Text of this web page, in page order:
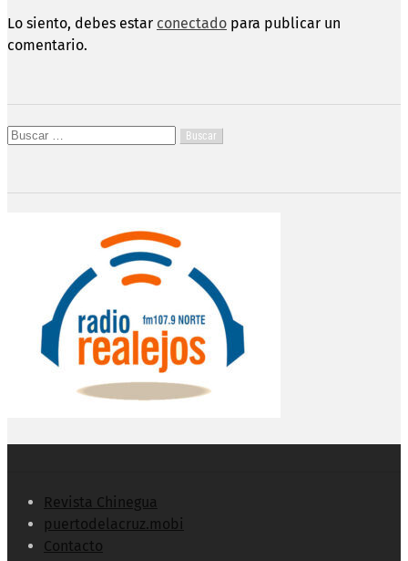
Lo siento, debes estar conectado para publicar un
comentario.
Buscar:
Revista Chinegua
puertodelacruz.mobi
Contacto